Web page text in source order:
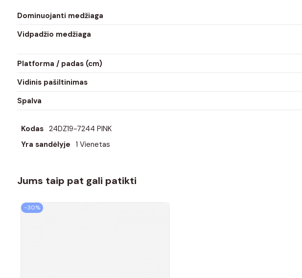
Dominuojanti medžiaga
Vidpadžio medžiaga
Platforma / padas (cm)
Vidinis pašiltinimas
Spalva
Kodas 24DZ19-7244 PINK
Yra sandėlyje 1 Vienetas
Jums taip pat gali patikti
−30%